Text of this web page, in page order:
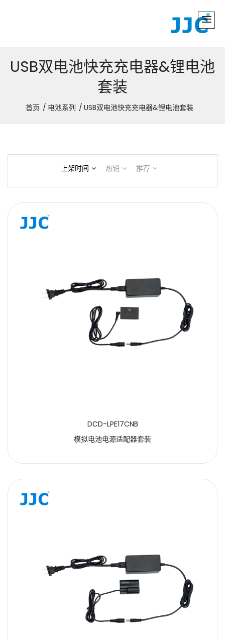
USB双电池快充充电器&锂电池
套装
首页 电池系列 USB双电池快充充电器&锂电池套装
上架时间 热销 推荐
DCD-LPE17CNB
模拟电池电源适配器套装